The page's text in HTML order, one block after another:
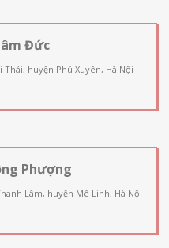
Đức
Thái, huyện Phú Xuyên, Hà Nội
Phượng
Lâm, huyện Mê Linh, Hà Nội